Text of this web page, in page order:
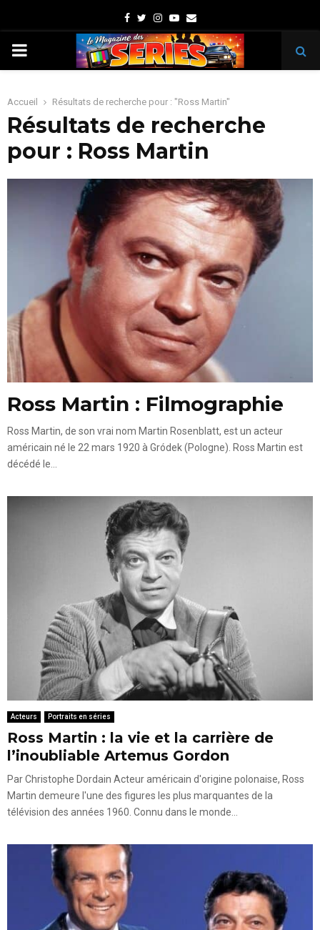
Facebook
TwitterInstagram
Youtube
Email
PRIMARY
Accueil Résultats de recherche pour : "Ross Martin"
Résultats de recherche
pour : Ross Martin
Ross Martin : Filmographie
Ross Martin, de son vrai nom Martin Rosenblatt, est un acteur
américain né le 22 mars 1920 à Gródek (Pologne). Ross Martin est
décédé le...
Acteurs Portraits en séries
Ross Martin : la vie et la carrière de
l’inoubliable Artemus Gordon
Par Christophe Dordain Acteur américain d'origine polonaise, Ross
Martin demeure l'une des figures les plus marquantes de la
télévision des années 1960. Connu dans le monde...